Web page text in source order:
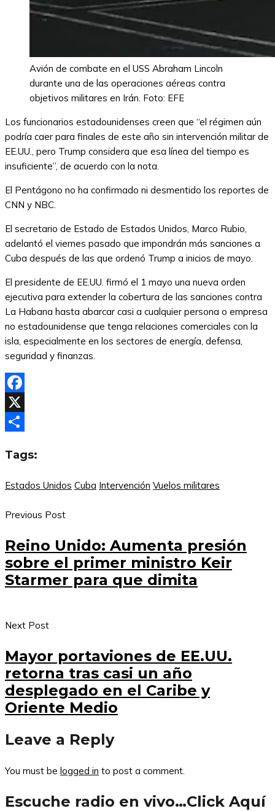
Avión de combate en el USS Abraham Lincoln
durante una de las operaciones aéreas contra
objetivos militares en Irán. Foto: EFE
Los funcionarios estadounidenses creen que “el régimen aún
podría caer para finales de este año sin intervención militar de
EE.UU., pero Trump considera que esa línea del tiempo es
insuficiente”, de acuerdo con la nota.
El Pentágono no ha confirmado ni desmentido los reportes de
CNN y NBC.
El secretario de Estado de Estados Unidos, Marco Rubio,
adelantó el viernes pasado que impondrán más sanciones a
Cuba después de las que ordenó Trump a inicios de mayo.
El presidente de EE.UU. firmó el 1 mayo una nueva orden
ejecutiva para extender la cobertura de las sanciones contra
La Habana hasta abarcar casi a cualquier persona o empresa
no estadounidense que tenga relaciones comerciales con la
isla, especialmente en los sectores de energía, defensa,
seguridad y finanzas.
Facebook
X
Tags:
Estados Unidos Cuba Intervención Vuelos militares
Previous Post
Reino Unido: Aumenta presión
sobre el primer ministro Keir
Starmer para que dimita
Next Post
Mayor portaviones de EE.UU.
retorna tras casi un año
desplegado en el Caribe y
Oriente Medio
Leave a Reply
You must be logged in to post a comment.
Escuche radio en vivo…Click Aquí